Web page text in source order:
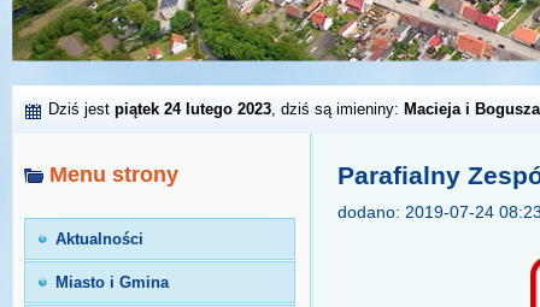
Dziś jest piątek 24 lutego 2023, dziś są imieniny: Macieja i Bogusza
Menu strony
Aktualności
Miasto i Gmina
Parafialny
dodano: 2019-07-24